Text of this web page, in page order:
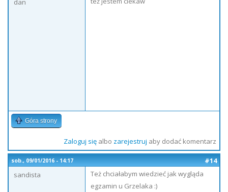
dan
Góra strony
Zaloguj sięalbo zarejestruj aby dodać komentarz
sob., 09/01/2016 - 14:17
#14
sandista
Też chciałabym wiedzieć jak wygląda
egzamin u Grzelaka :)